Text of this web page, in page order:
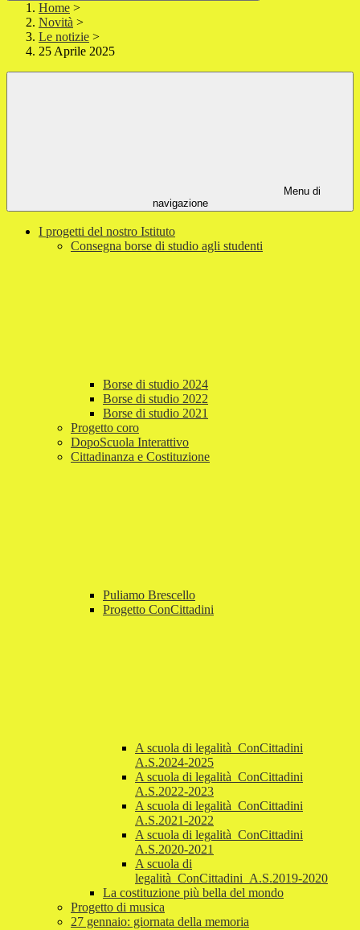
Home >
Novità >
Le notizie >
25 Aprile 2025
Menu di
navigazione
I progetti del nostro Istituto
Consegna borse di studio agli studenti
Borse di studio 2024
Borse di studio 2022
Borse di studio 2021
Progetto coro
DopoScuola Interattivo
Cittadinanza e Costituzione
Puliamo Brescello
Progetto ConCittadini
A scuola di legalità_ConCittadini
A.S.2024-2025
A scuola di legalità_ConCittadini
A.S.2022-2023
A scuola di legalità_ConCittadini
A.S.2021-2022
A scuola di legalità_ConCittadini
A.S.2020-2021
A scuola di
legalità_ConCittadini_A.S.2019-2020
La costituzione più bella del mondo
Progetto di musica
27 gennaio: giornata della memoria